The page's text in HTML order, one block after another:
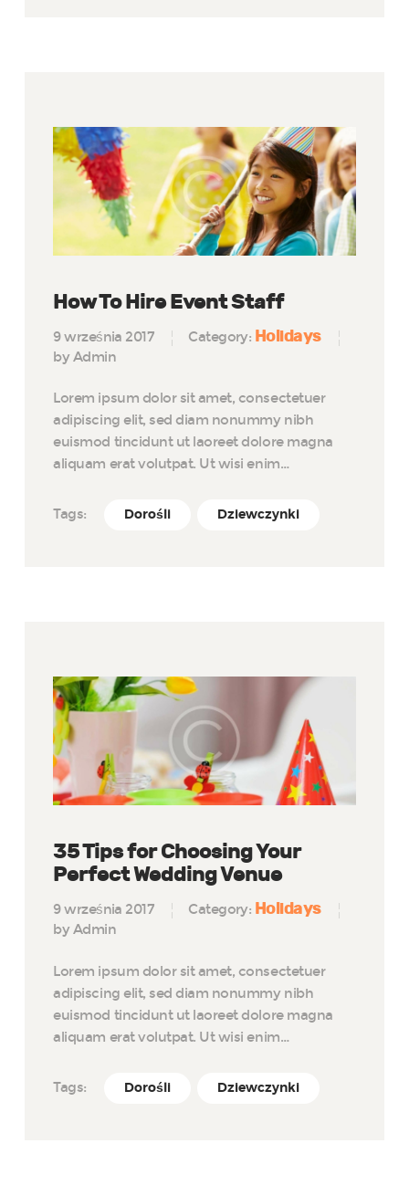
How To Hire Event Staff
9 września 2017 Category: Holidays
by Admin
Lorem ipsum dolor sit amet, consectetuer
adipiscing elit, sed diam nonummy nibh
euismod tincidunt ut laoreet dolore magna
aliquam erat volutpat. Ut wisi enim…
Tags: Dorośli Dziewczynki
35 Tips for Choosing Your
Perfect Wedding Venue
9 września 2017 Category: Holidays
by Admin
Lorem ipsum dolor sit amet, consectetuer
adipiscing elit, sed diam nonummy nibh
euismod tincidunt ut laoreet dolore magna
aliquam erat volutpat. Ut wisi enim…
Tags: Dorośli Dziewczynki